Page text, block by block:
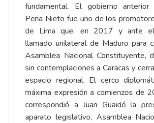
fundamental. El gobierno anterior
Peña Nieto fue uno de los
de Lima que, en 2017 y ante el
llamado unilateral de Maduro para
Asamblea Nacional Constituyente,
sin contemplaciones a Caracas y
espacio regional. El cerco
máxima expresión a comienzos de
correspondió a Juan Guaidó la
aparato legislativo, Asamblea